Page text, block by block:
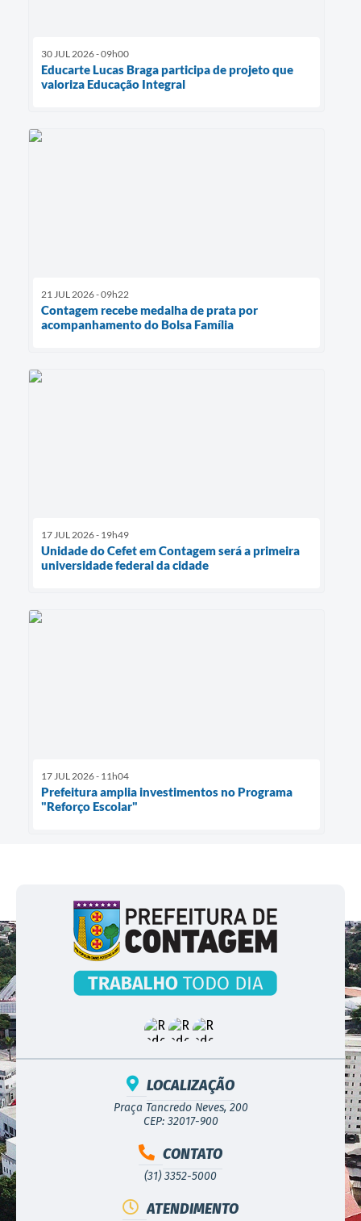
30 JUL 2026 - 09h00
Educarte Lucas Braga participa de projeto que
valoriza Educação Integral
21 JUL 2026 - 09h22
Contagem recebe medalha de prata por
acompanhamento do Bolsa Família
17 JUL 2026 - 19h49
Unidade do Cefet em Contagem será a primeira
universidade federal da cidade
17 JUL 2026 - 11h04
Prefeitura amplia investimentos no Programa
"Reforço Escolar"
LOCALIZAÇÃO
Praça Tancredo Neves, 200
CEP: 32017-900
CONTATO
(31) 3352-5000
ATENDIMENTO